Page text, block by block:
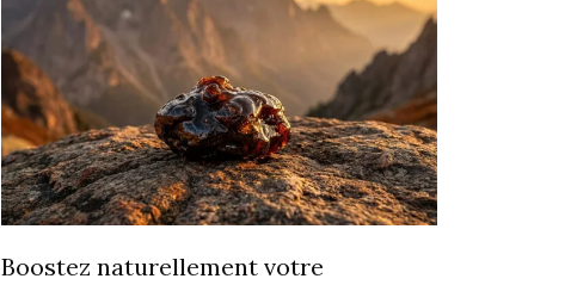
Boostez naturellement votre